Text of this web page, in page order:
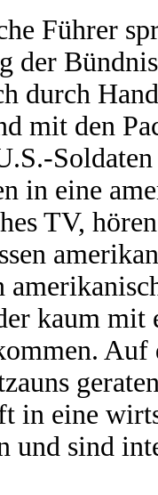
Führer
der
durch
mit den
in eine
TV,
kaum mit
Auf
in eine
und sind